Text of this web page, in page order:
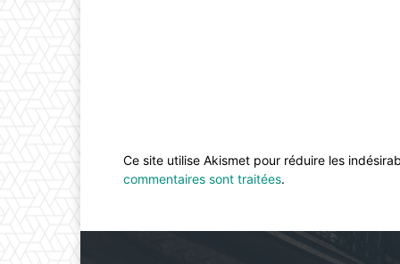
Ce site utilise Akismet pour réduire les
commentaires sont traitées.